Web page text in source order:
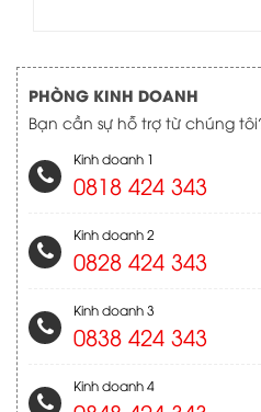
PHÒNG KINH DOANH
Bạn cần sự hỗ trợ từ chúng
Kinh doanh 1
0818 424 343
Kinh doanh 2
0828 424 343
Kinh doanh 3
0838 424 343
Kinh doanh 4